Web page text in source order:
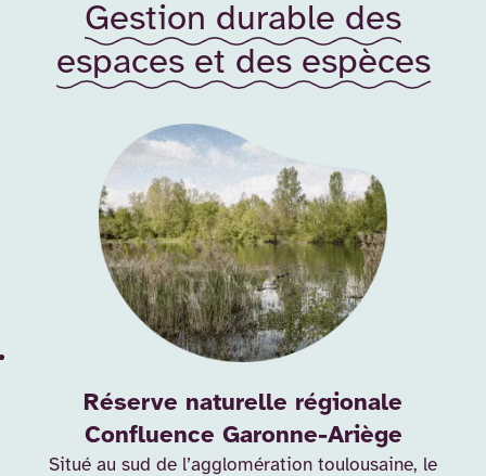
Gestion durable des
espaces et des espèces
Réserve naturelle régionale
Confluence Garonne-Ariège
Situé au sud de l’agglomération toulousaine, le